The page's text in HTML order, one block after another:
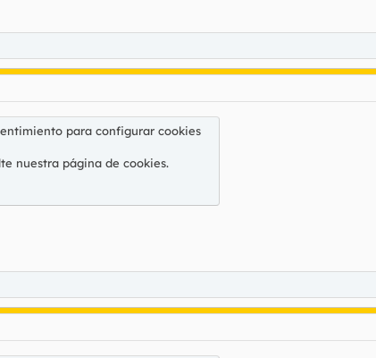
para configurar cookies
nuestra página de cookies.